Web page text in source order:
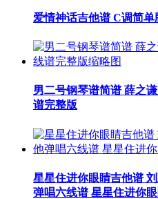
爱情神话吉他谱 C调简
男二号钢琴谱简谱 薛之
谱完整版
星星住进你眼睛吉他谱
弹唱六线谱 星星住进你